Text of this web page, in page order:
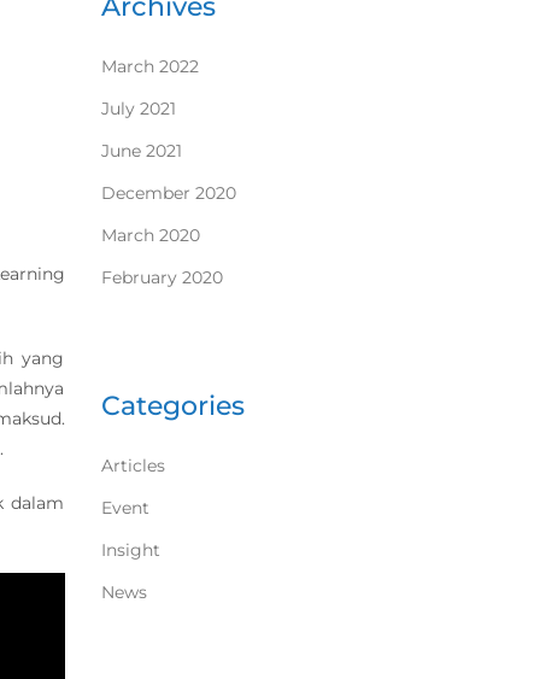
yang
dalam
Archives
March 2022
July 2021
June 2021
December 2020
March 2020
February 2020
Categories
Articles
Event
Insight
News